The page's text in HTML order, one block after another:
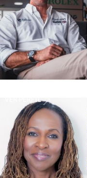
VER PERFIL